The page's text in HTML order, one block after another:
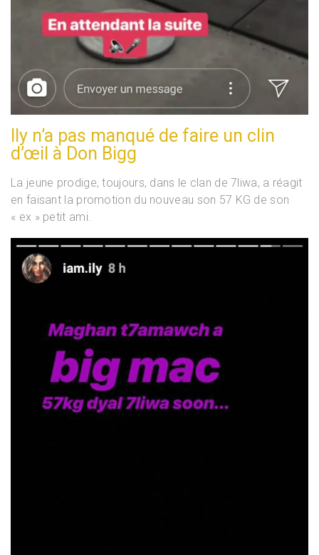
Ily n’a pas manqué de faire un clin
d’œil à Don Bigg
La jeune prodige, toujours, dans le clan de 7liwa, a réagit
en faisant la promotion du nouveau son 57 KG de son
« ex » petit ami.